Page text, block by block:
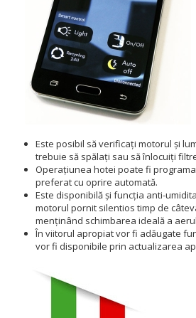
Este posibil să verificați motorul și
trebuie să spălați sau să înlocuiți
Operațiunea hotei poate fi
preferat cu oprire automată.
Este disponibilă și funcția anti-
motorul pornit silentios timp de
menținând schimbarea ideală a
În viitorul apropiat vor fi adăugate
vor fi disponibile prin actualizarea